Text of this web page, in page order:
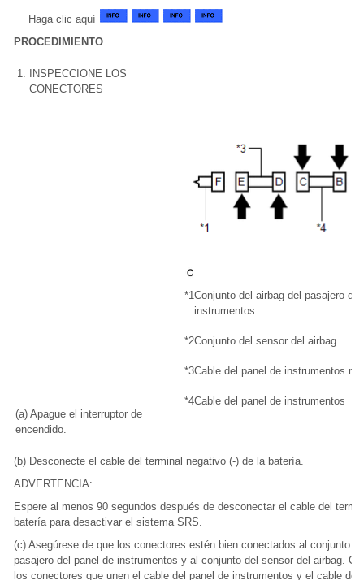
Haga clic aquí
PROCEDIMIENTO
1.
INSPECCIONE LOS
CONECTORES
(a) Apague el interruptor de
encendido.
*1 Conjunto del airbag del pasajero
instrumentos
*2Conjunto del sensor del airbag
*3Cable del panel de instrumentos n°
*4Cable del panel de instrumentos
(b) Desconecte el cable del terminal negativo (-) de la batería.
ADVERTENCIA:
Espere al menos 90 segundos después de desconectar el cable del
batería para desactivar el sistema SRS.
(c) Asegúrese de que los conectores estén bien conectados al conjunto
pasajero del panel de instrumentos y al conjunto del sensor del airbag.
los conectores que unen el cable del panel de instrumentos y el cable del